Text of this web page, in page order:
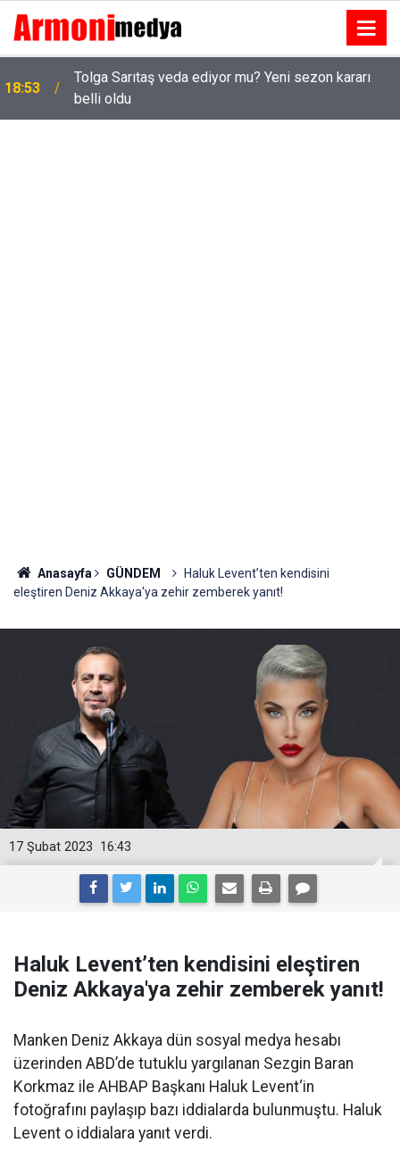
18:53
Tolga Sarıtaş veda ediyor mu? Yeni sezon kararı
belli oldu
Anasayfa GÜNDEM
Haluk Levent’ten kendisini
eleştiren Deniz Akkaya'ya zehir zemberek yanıt!
16:43
17 Şubat 2023
Haluk Levent’ten kendisini eleştiren
Deniz Akkaya'ya zehir zemberek yanıt!
Manken Deniz Akkaya dün sosyal medya hesabı
üzerinden ABD’de tutuklu yargılanan Sezgin Baran
Korkmaz ile AHBAP Başkanı Haluk Levent‘in
fotoğrafını paylaşıp bazı iddialarda bulunmuştu. Haluk
Levent o iddialara yanıt verdi.